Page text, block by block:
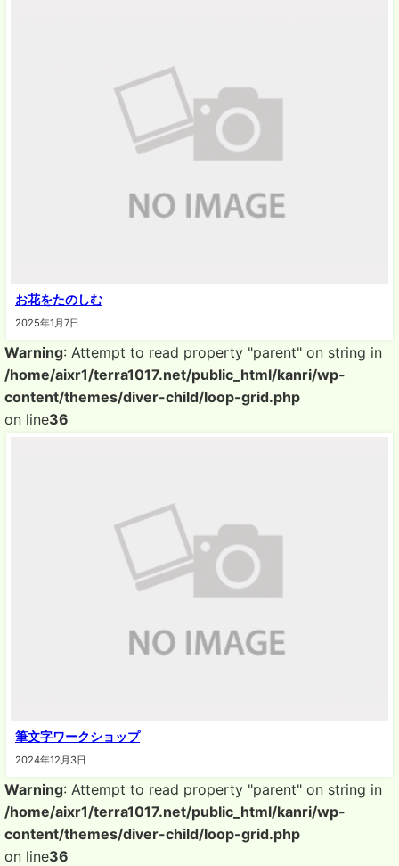
お花をたのしむ
2025年1月7日
Warning: Attempt to read property "parent" on string in
/home/aixr1/terra1017.net/public_html/kanri/wp-
content/themes/diver-child/loop-grid.php
on line36
筆文字ワークショップ
2024年12月3日
Warning: Attempt to read property "parent" on string in
/home/aixr1/terra1017.net/public_html/kanri/wp-
content/themes/diver-child/loop-grid.php
on line36